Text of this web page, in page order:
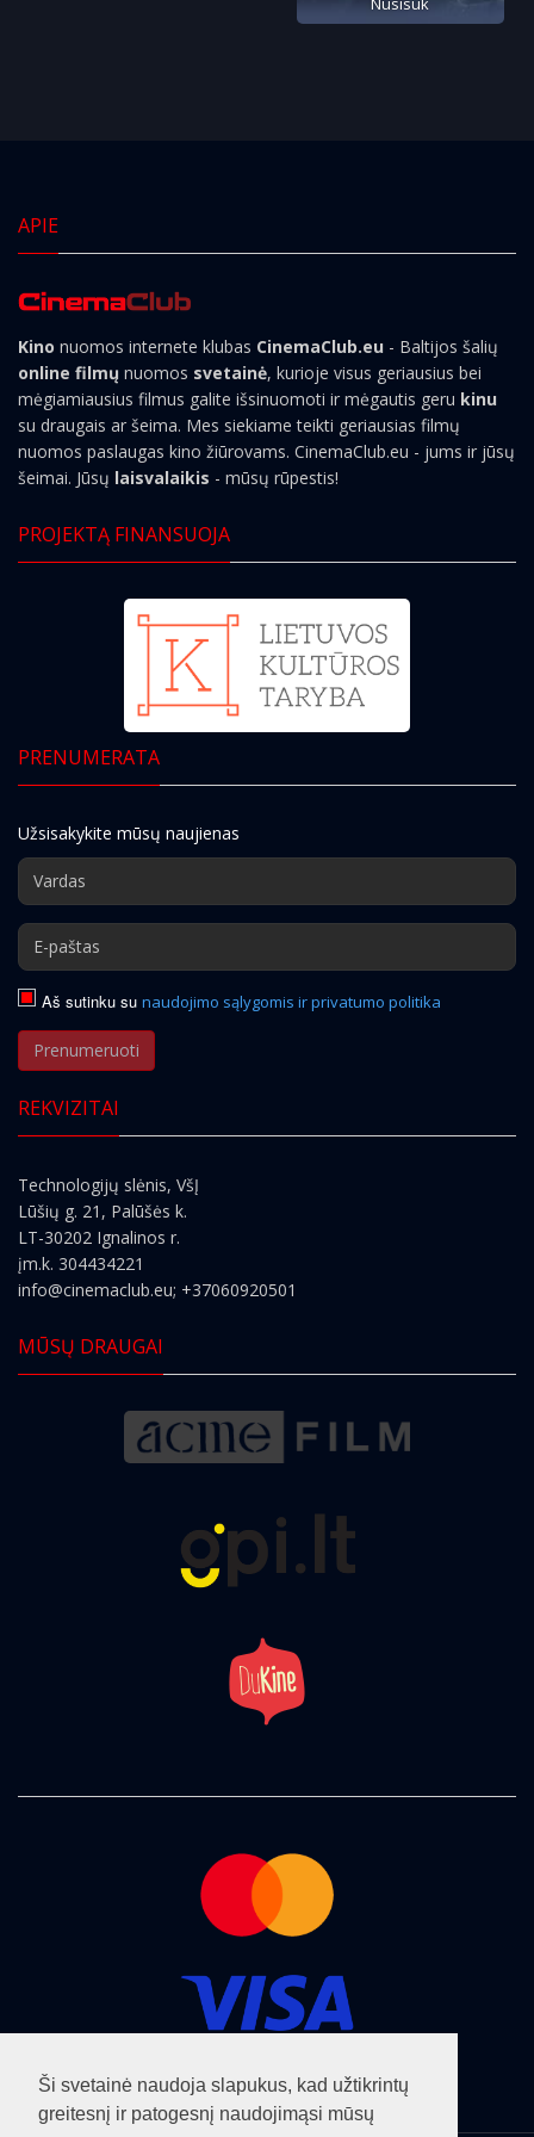
Ši svetainė naudoja slapukus, kad užtikrintų
greitesnį ir patogesnį naudojimąsi mūsų
APIE
Kino nuomos internete klubas CinemaClub.eu - Baltijos šalių
online filmų nuomos svetainė, kurioje visus geriausius bei
mėgiamiausius filmus galite išsinuomoti ir mėgautis geru kinu
su draugais ar šeima. Mes siekiame teikti geriausias filmų
nuomos paslaugas kino žiūrovams. CinemaClub.eu - jums ir jūsų
šeimai. Jūsų laisvalaikis - mūsų rūpestis!
PROJEKTĄ FINANSUOJA
PRENUMERATA
Užsisakykite mūsų naujienas
Aš sutinku su naudojimo sąlygomis ir privatumo politika
Prenumeruoti
REKVIZITAI
Technologijų slėnis, VšĮ
Lūšių g. 21, Palūšės k.
LT-30202 Ignalinos r.
įm.k. 304434221
info@cinemaclub.eu; +37060920501
MŪSŲ DRAUGAI